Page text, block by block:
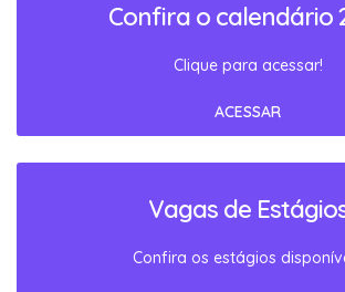
Confira o calendário
Clique para acessar!
ACESSAR
Vagas de
Confira os estágios